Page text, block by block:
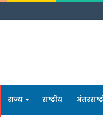
राज्य राष्ट्रीय